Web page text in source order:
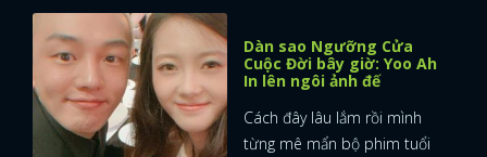
Dàn sao Ngưỡng Cửa
Cuộc Đời bây giờ: Yoo Ah
In lên ngôi ảnh đế
Cách đây lâu lắm rồi mình
từng mê mẩn bộ phim tuổi